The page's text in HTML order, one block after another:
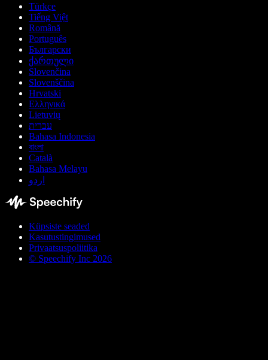
Türkçe
Tiếng Việt
Română
Português
Български
ქართული
Slovenčina
Slovenščina
Hrvatski
Ελληνικά
Lietuvių
עברית
Bahasa Indonesia
বাংলা
Català
Bahasa Melayu
اردو
Küpsiste seaded
Kasutustingimused
Privaatsuspoliitika
© Speechify Inc 2026